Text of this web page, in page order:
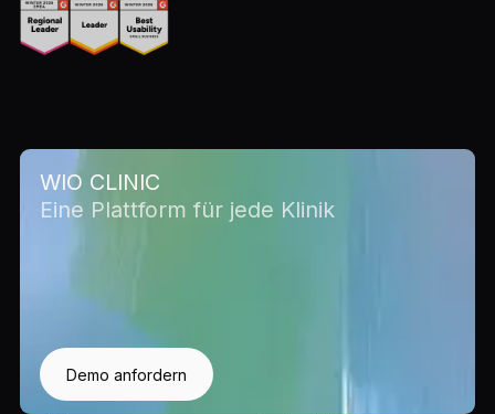
WIO CLINIC
Eine Plattform für jede Klinik
Demo anfordern